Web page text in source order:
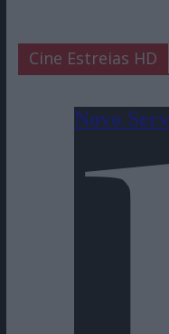
Cine Estreias HD